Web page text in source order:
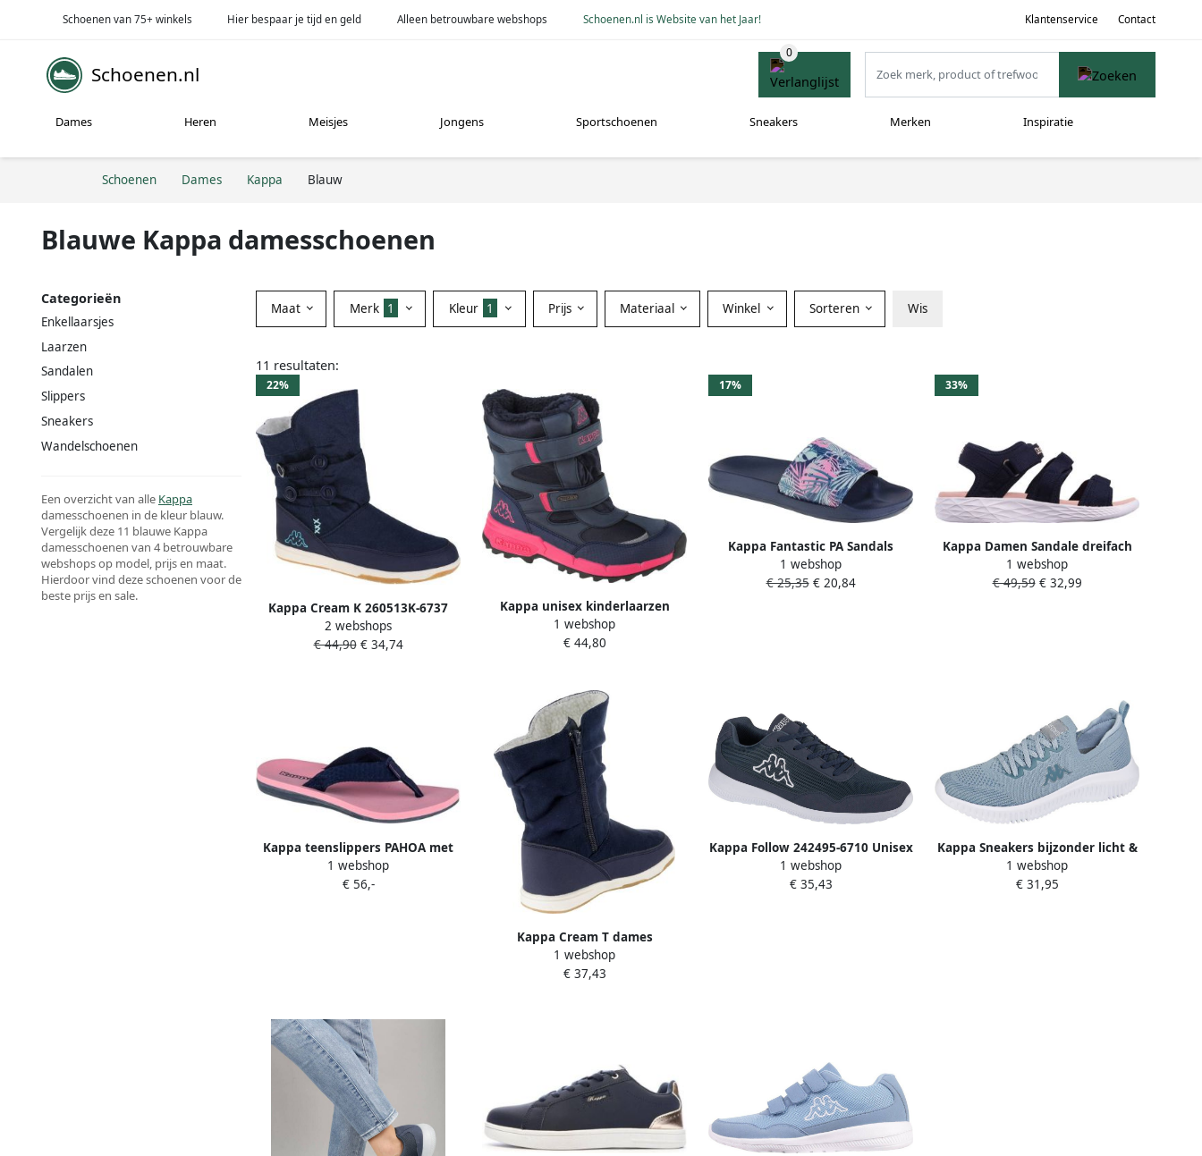
Schoenen van 75+ winkels Hier bespaar je tijd en geld Alleen betrouwbare webshops Schoenen.nl is Website van het Jaar! Klantenservice Contact
Schoenen.nl
Dames Heren Meisjes Jongens Sportschoenen Sneakers Merken Inspiratie
Schoenen Dames Kappa Blauw
Blauwe Kappa damesschoenen
Categorieën
Enkellaarsjes
Laarzen
Sandalen
Slippers
Sneakers
Wandelschoenen
Een overzicht van alle Kappa
damesschoenen in de kleur blauw.
Vergelijk deze 11 blauwe Kappa
damesschoenen van 4 betrouwbare
webshops op model, prijs en maat.
Hierdoor vind deze schoenen voor de
beste prijs en sale.
Maat Merk 1 Kleur 1 Prijs Materiaal Winkel Sorteren Wis
11 resultaten:
22%
Kappa Cream K 260513K-6737
voor meisje Marineblauw
winterschoenen
2 webshops
€ 44,90€ 34,74
Kappa unisex kinderlaarzen
Tieners winterschoenen gevoerd
260903T Marine Roze
1 webshop
€ 44,80
17%
Kappa Fantastic PA Sandals
243123PA-6737 Vrouwen
Marineblauw Slippers
1 webshop
€ 25,35€ 20,84
33%
Kappa Damen Sandale dreifach
verstellbar 243130 Navy Rosé
1 webshop
€ 49,59€ 32,99
Kappa teenslippers PAHOA met
bijzonder comfortabel
teenbandje
1 webshop
€ 56,-
Kappa Cream T dames
enkellaarsjes winterschoenen
laarzen 260513T navy
1 webshop
€ 37,43
Kappa Follow 242495-6710 Unisex
Marineblauw Sneakers
Sportschoenen
1 webshop
€ 35,43
Kappa Sneakers bijzonder licht &
comfortabel
1 webshop
€ 31,95